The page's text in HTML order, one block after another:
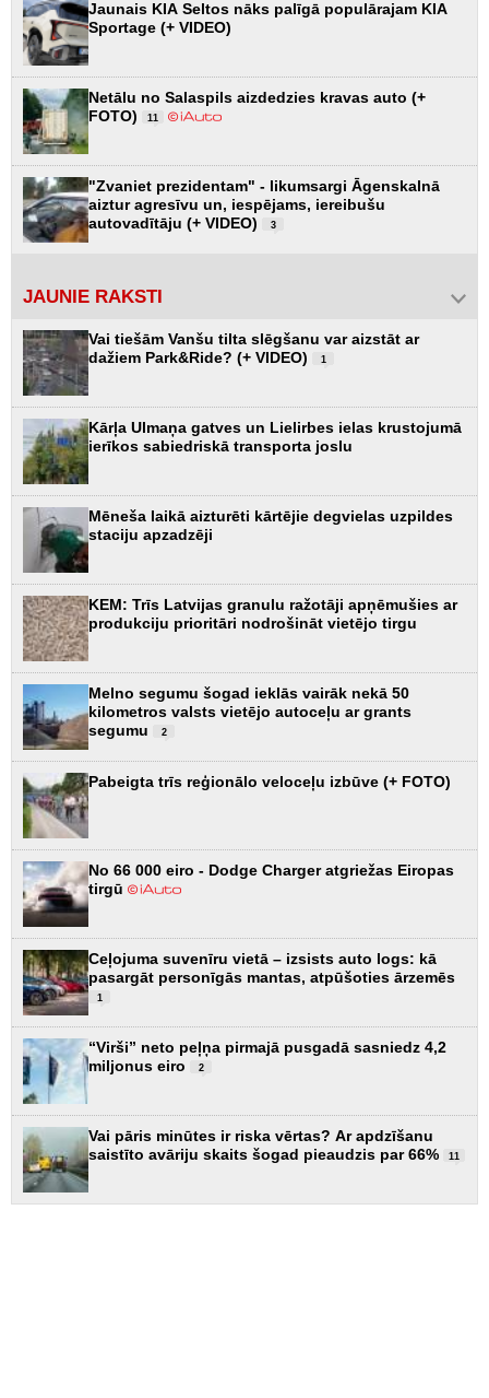
Jaunais KIA Seltos nāks palīgā populārajam KIA
Sportage (+ VIDEO)
Netālu no Salaspils aizdedzies kravas auto (+
FOTO)
11
"Zvaniet prezidentam" - likumsargi Āgenskalnā
aiztur agresīvu un, iespējams, iereibušu
autovadītāju (+ VIDEO)
3
JAUNIE RAKSTI
Vai tiešām Vanšu tilta slēgšanu var aizstāt ar
dažiem Park&Ride? (+ VIDEO)
1
Kārļa Ulmaņa gatves un Lielirbes ielas krustojumā
ierīkos sabiedriskā transporta joslu
Mēneša laikā aizturēti kārtējie degvielas uzpildes
staciju apzadzēji
KEM: Trīs Latvijas granulu ražotāji apņēmušies ar
produkciju prioritāri nodrošināt vietējo tirgu
Melno segumu šogad ieklās vairāk nekā 50
kilometros valsts vietējo autoceļu ar grants
segumu
2
Pabeigta trīs reģionālo veloceļu izbūve (+ FOTO)
No 66 000 eiro - Dodge Charger atgriežas Eiropas
tirgū
Ceļojuma suvenīru vietā – izsists auto logs: kā
pasargāt personīgās mantas, atpūšoties ārzemēs
1
“Virši” neto peļņa pirmajā pusgadā sasniedz 4,2
miljonus eiro
2
Vai pāris minūtes ir riska vērtas? Ar apdzīšanu
saistīto avāriju skaits šogad pieaudzis par 66%
11